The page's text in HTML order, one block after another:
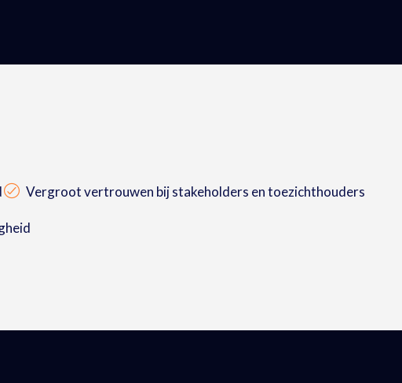
Vergroot vertrouwen bij stakeholders en toezichthouders